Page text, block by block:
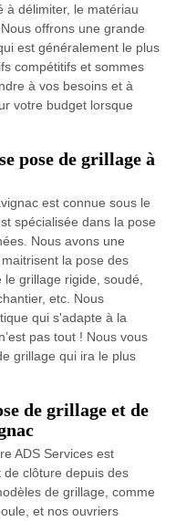
à délimiter, le matériau
offrons une grande
est généralement le plus
compétitifs et sommes
à vos besoins et à
votre budget lorsque
pose de grillage à
est connue sous le
spécialisée dans la pose
Nous avons une
la pose des
grillage rigide, soudé,
etc. Nous
qui s'adapte à la
pas tout ! Nous vous
grillage qui ira le plus
de grillage et de
ADS Services est
clôture depuis des
de grillage, comme
et nos ouvriers